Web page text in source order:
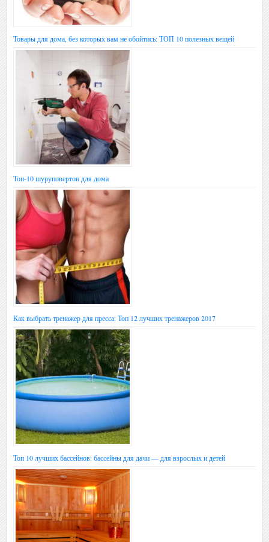
Товары для дома, без которых вам не обойтись: ТОП 10 полезных вещей
Топ-10 шуруповертов для дома
Как выбрать тренажер для пресса: Топ 12 лучших тренажеров 2017
Топ 10 лучших бассейнов: бассейны для дачи — для взрослых и детей